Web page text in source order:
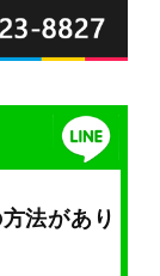
法があり